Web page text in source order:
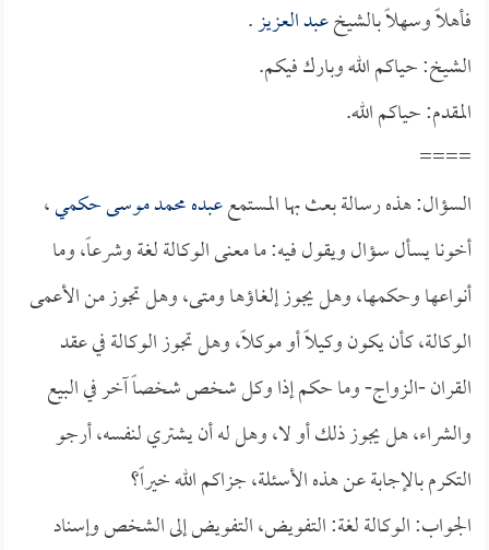
فأهلاً وسهلاً بالشيخعبد العزيز.
الشيخ: حياكم الله وبارك فيكم.
المقدم: حياكم الله.
====
السؤال: هذه رسالة بعث بها المستمععبده محمد موسى حكمي،
أخونا يسأل سؤال ويقول فيه: ما معنى الوكالة لغة وشرعاً، وما
أنواعها وحكمها، وهل يجوز إلغاؤها ومتى، وهل تجوز من الأعمى
الوكالة، كأن يكون وكيلاً أو موكلاً، وهل تجوز الوكالة في عقد
القران -الزواج- وما حكم إذا وكل شخص شخصاً آخر في البيع
والشراء، هل يجوز ذلك أو لا، وهل له أن يشتري لنفسه، أرجو
التكرم بالإجابة عن هذه الأسئلة، جزاكم الله خيراً؟
الجواب: الوكالة لغة: التفويض، التفويض إلى الشخص وإسناد